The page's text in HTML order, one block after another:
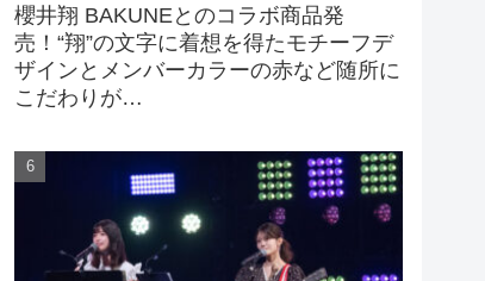
櫻井翔 BAKUNEとのコラボ商品発
売！“翔”の文字に着想を得たモチーフデ
ザインとメンバーカラーの赤など随所に
こだわりが…